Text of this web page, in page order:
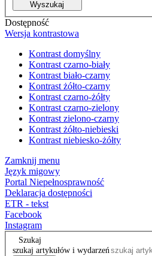
Wyszukaj
Dostępność
Wersja kontrastowa
Kontrast domyślny
Kontrast czarno-biały
Kontrast biało-czarny
Kontrast żółto-czarny
Kontrast czarno-żółty
Kontrast czarno-zielony
Kontrast zielono-czarny
Kontrast żółto-niebieski
Kontrast niebiesko-żółty
Zamknij menu
Język migowy
Portal Niepełnosprawność
Deklaracja dostępności
ETR - tekst
Facebook
Instagram
Szukaj
szukaj artykułów i wydarzeń